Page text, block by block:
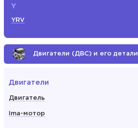
Y
YRV
Двигатели (ДВС) и его детали
Двигатели
Двигатель
Ima-мотор